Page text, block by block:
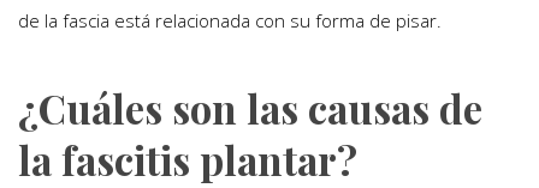
de la fascia está relacionada con su forma de pisar.
¿Cuáles son las causas de
la fascitis plantar?